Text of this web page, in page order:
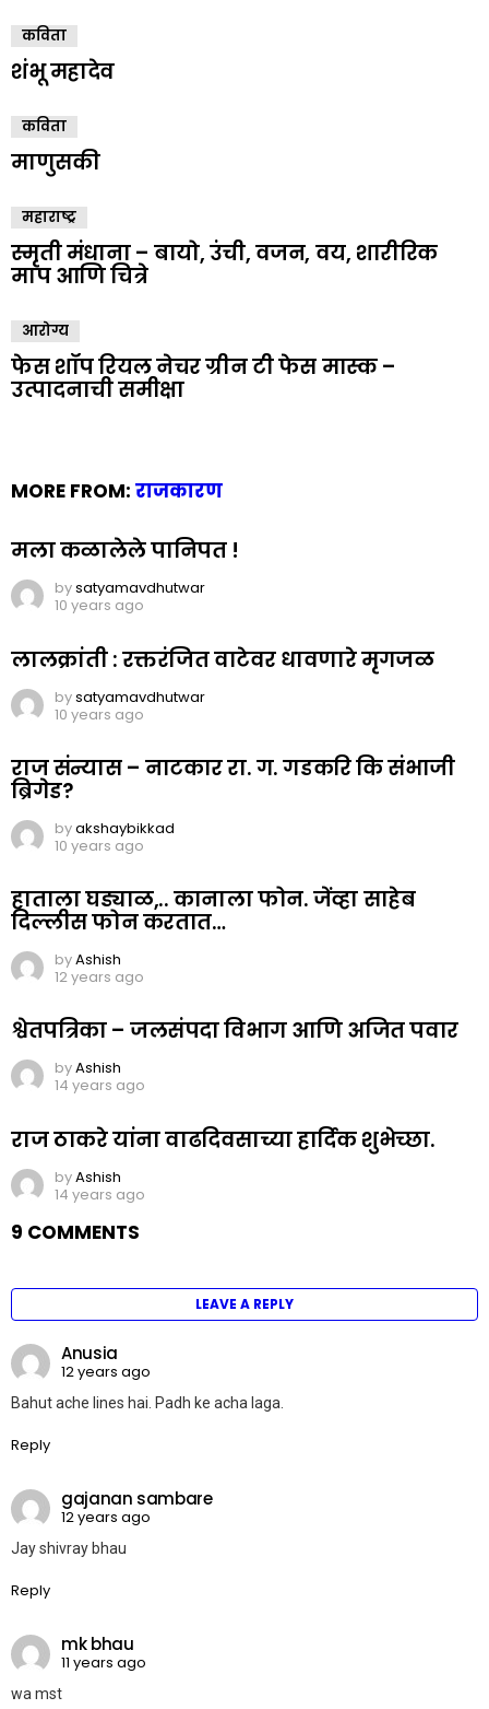
कविता
शंभू महादेव
कविता
माणुसकी
महाराष्ट्र
स्मृती मंधाना – बायो, उंची, वजन, वय, शारीरिक
माप आणि चित्रे
आरोग्य
फेस शॉप रियल नेचर ग्रीन टी फेस मास्क –
उत्पादनाची समीक्षा
MORE FROM: राजकारण
मला कळालेले पानिपत !
bysatyamavdhutwar
10 years ago
लालक्रांती : रक्तरंजित वाटेवर धावणारे मृगजळ
bysatyamavdhutwar
10 years ago
राज संन्यास – नाटकार रा. ग. गडकरि कि संभाजी
ब्रिगेड?
byakshaybikkad
10 years ago
हाताला घड्याळ,.. कानाला फोन. जेंव्हा साहेब
दिल्लीस फोन करतात…
byAshish
12 years ago
श्वेतपत्रिका – जलसंपदा विभाग आणि अजित पवार
byAshish
14 years ago
राज ठाकरे यांना वाढदिवसाच्या हार्दिक शुभेच्छा.
byAshish
14 years ago
9 COMMENTS
LEAVE A REPLY
Anusia
12 years ago
Bahut ache lines hai. Padh ke acha laga.
Reply
gajanan sambare
12 years ago
Jay shivray bhau
Reply
mk bhau
11 years ago
wa mst